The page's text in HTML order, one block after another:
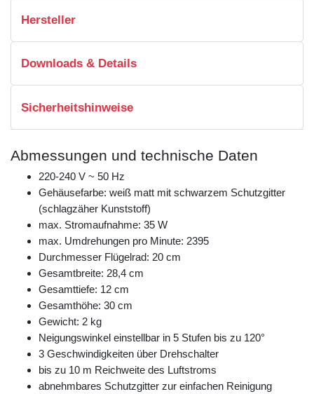
Hersteller
Downloads & Details
Sicherheitshinweise
Abmessungen und technische Daten
220-240 V ~ 50 Hz
Gehäusefarbe: weiß matt mit schwarzem Schutzgitter
(schlagzäher Kunststoff)
max. Stromaufnahme: 35 W
max. Umdrehungen pro Minute: 2395
Durchmesser Flügelrad: 20 cm
Gesamtbreite: 28,4 cm
Gesamttiefe: 12 cm
Gesamthöhe: 30 cm
Gewicht: 2 kg
Neigungswinkel einstellbar in 5 Stufen bis zu 120°
3 Geschwindigkeiten über Drehschalter
bis zu 10 m Reichweite des Luftstroms
abnehmbares Schutzgitter zur einfachen Reinigung